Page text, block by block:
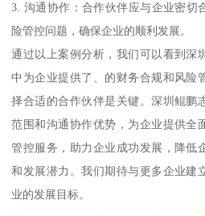
3. 沟通协作：合作伙伴应与企业密切
险管控问题，确保企业的顺利发展。
通过以上案例分析，我们可以看到深
中为企业提供了、的财务合规和风险
择合适的合作伙伴是关键。深圳鲲鹏
范围和沟通协作优势，为企业提供全
管控服务，助力企业成功发展，降低
和发展潜力。我们期待与更多企业建
业的发展目标。